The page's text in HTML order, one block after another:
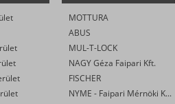
MOTTURA
ABUS
MUL-T-LOCK
NAGY Géza Faipari Kft.
FISCHER
NYME - Faipari Mérnöki Kar